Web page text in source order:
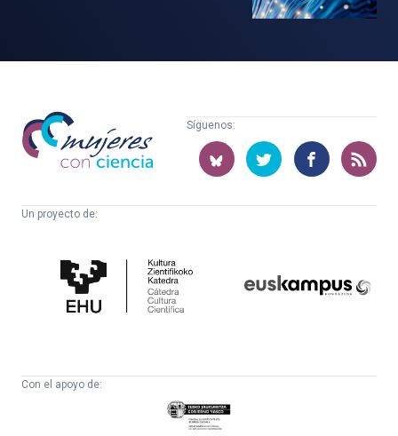
Mujeres
con
ciencia
Síguenos:
Un proyecto de:
Cultura
Científica
Con el apoyo de:
Eusko
Jaurlaritza